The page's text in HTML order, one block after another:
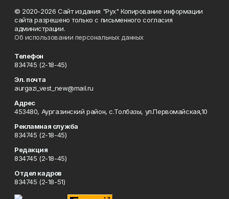
© 2020-2026 Сайт издания "Рух" Копирование информации
сайта разрешено только с письменного согласия
администрации.
Об использовании персональных данных
Телефон
834745 (2-18-45)
Эл. почта
aurgazi_vest_new@mail.ru
Адрес
453480, Аургазинский район, с.Толбазы, ул.Первомайская,10
Рекламная служба
834745 (2-18-45)
Редакция
834745 (2-18-45)
Отдел кадров
834745 (2-18-51)